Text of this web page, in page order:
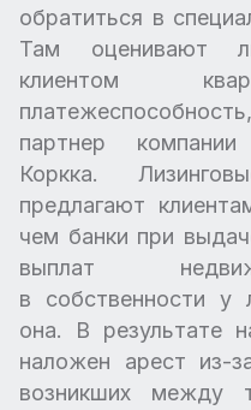
обратиться в
Там оценивают
клиентом
партнер
Коркка.
предлагают
чем банки при
выплат
в собственности у
она. В результате
наложен арест из-
возникших между